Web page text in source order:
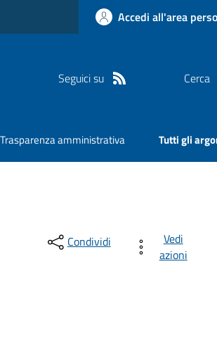
Accedi all'area
Seguici su Cerca
Trasparenza amministrativa Tutti gli
Condividi
Vedi
azioni